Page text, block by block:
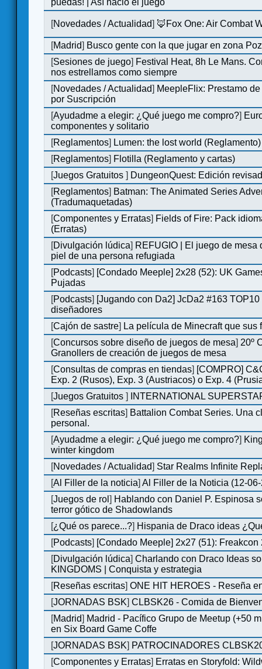
puedas! | Así nació el juego
[Novedades / Actualidad] 🦊Fox One: Air Combat
[Madrid] Busco gente con la que jugar en zona
[Sesiones de juego] Festival Heat, 8h Le Mans.
nos estrellamos como siempre
[Novedades / Actualidad] MeepleFlix: Prestamo
por Suscripción
[Ayudadme a elegir: ¿Qué juego me compro?]
componentes y solitario
[Reglamentos] Lumen: the lost world (Reglamento)
[Reglamentos] Flotilla (Reglamento y cartas)
[Juegos Gratuitos] DungeonQuest: Edición
[Reglamentos] Batman: The Animated Series
(Tradumaquetadas)
[Componentes y Erratas] Fields of Fire: Pack
(Erratas)
[Divulgación lúdica] REFUGIO | El juego de mesa
piel de una persona refugiada
[Podcasts] [Condado Meeple] 2x28 (52): UK
Pujadas
[Podcasts] [Jugando con Da2] JcDa2 #163
diseñadores
[Cajón de sastre] La película de Minecraft que sus
[Concursos sobre diseño de juegos de mesa] 20º
Granollers de creación de juegos de mesa
[Consultas de compras en tiendas] [COMPRO]
Exp. 2 (Rusos), Exp. 3 (Austriacos) o Exp. 4
[Juegos Gratuitos]
INTERNATIONAL
[Reseñas escritas] Battalion Combat Series. Una
personal.
[Ayudadme a elegir: ¿Qué juego me compro?]
winter kingdom
[Novedades / Actualidad] Star Realms Infinite
[Al Filler de la noticia]Al Filler de la Noticia (12-
[Juegos de rol] Hablando con Daniel P. Espinosa
terror gótico de Shadowlands
[¿Qué os parece...?] Hispania de Draco ideas
[Podcasts] [Condado Meeple] 2x27 (51): Freakcon
[Divulgación lúdica]Charlando con Draco Ideas
KINGDOMS | Conquista y estrategia
[Reseñas escritas]ONE HIT HEROES - Reseña
[JORNADAS BSK]CLBSK26 - Comida de
[Madrid] Madrid - Pacífico Grupo de Meetup (+50
en Six Board Game Coffe
[JORNADAS BSK] PATROCINADORES
[Componentes y Erratas] Erratas en Storyfold: